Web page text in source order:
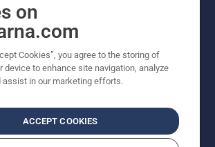
(publ). Tutti i diritti riservati. I prezzi
raccomandati e arrotondati, non
di I.V.A. vigente. FERCAD SpA
on
Cookies”, you agree to the storing of
device to enhance site navigation, analyze
assist in our marketing efforts.
ACCEPT COOKIES